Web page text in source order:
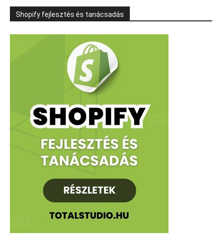
Shopify fejlesztés és tanácsadás